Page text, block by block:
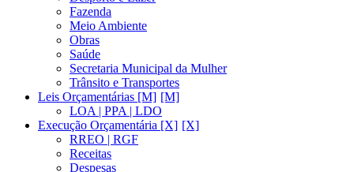
Fazenda
Meio Ambiente
Obras
Saúde
Secretaria Municipal da Mulher
Trânsito e Transportes
Leis Orçamentárias [M]
LOA | PPA | LDO
Execução Orçamentária [X]
RREO | RGF
Receitas
Despesas